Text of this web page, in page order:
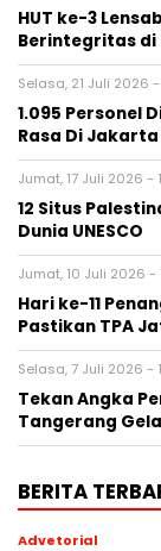
HUT ke-3
Berintegritas di
Selasa, 21 Juli 2026 -
1.095 Personel
Rasa Di
Jumat, 17 Juli 2026 -
12 Situs
Dunia UNESCO
Jumat, 10 Juli 2026 -
Hari ke-11
Pastikan TPA
Selasa, 7 Juli 2026 -
Tekan Angka
Tangerang
BERITA
Advetorial